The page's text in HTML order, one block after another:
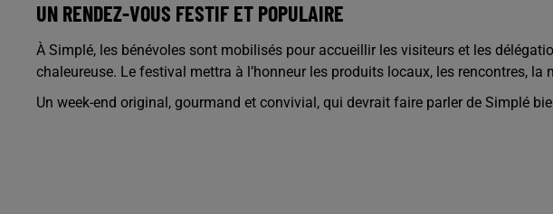
UN RENDEZ-VOUS FESTIF ET POPULAIRE
À Simplé, les bénévoles sont mobilisés pour accueillir les visiteurs et les
chaleureuse. Le festival mettra à l’honneur les produits locaux, les rencontres, la
Un week-end original, gourmand et convivial, qui devrait faire parler de Simplé